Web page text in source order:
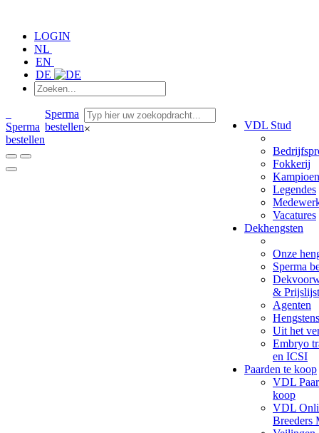
LOGIN
NL
EN
DE
Sperma
bestellen
Sperma
bestellen× VDL Stud
Fokkerij
Legendes
Vacatures
Dekhengsten
Onze
Sperma
& Prijslijst
Agenten
Uit het
Embryo
en ICSI
Paarden te koop
VDL
koop
VDL
Breeders